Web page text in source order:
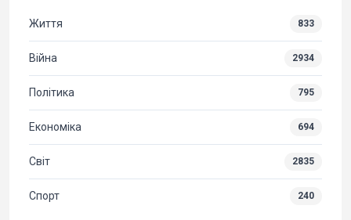
Життя 833
Війна 2934
Політика 795
Економіка 694
Світ 2835
Спорт 240